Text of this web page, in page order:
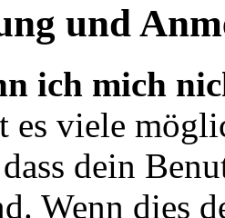
und
ich mich
es viele
dein
Wenn dies